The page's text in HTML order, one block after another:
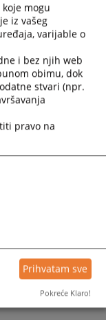
Osnovnim
NEMA
SE
kojeg
dostavljanje
lijekova i
mogu
iz vašeg
varijable o
i bez njih web
obimu, dok
stvari (npr.
pravo na
Prihvatam sve
Pokreće Klaro!